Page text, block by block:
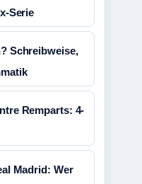
Serie
Schreibweise,
Remparts: 4-
Madrid: Wer